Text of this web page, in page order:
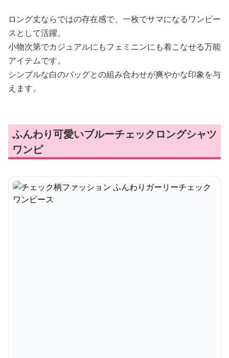
ロング丈ならではの存在感で、一枚でサマになるワンピー
スとして活躍。
小物次第でカジュアルにもフェミニンにも着こなせる万能
アイテムです。
シンプルな白のバッグとの組み合わせが爽やかな印象を与
えます。
ふんわり可愛いブルーチェックロングシャツ
ワンピ